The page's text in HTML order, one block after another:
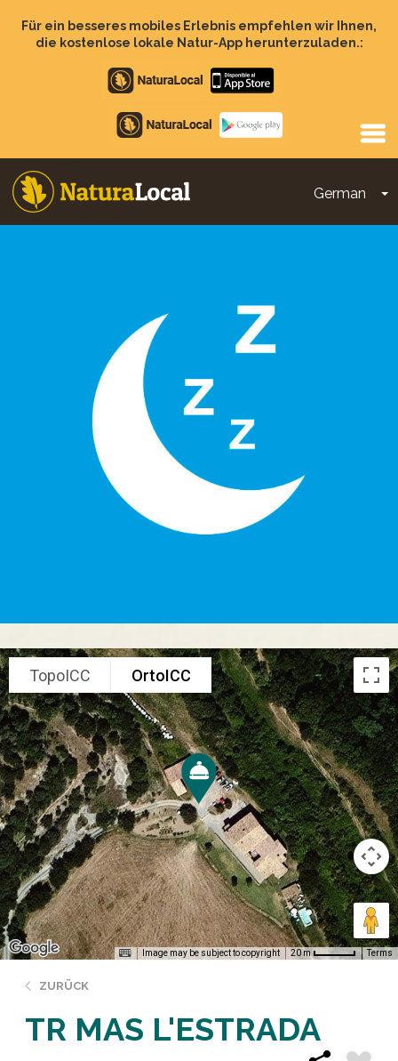
zumFür ein besseres mobiles Erlebnis empfehlen wir Ihnen,
die kostenlose lokale Natur-App herunterzuladen.:
Apple
store
Google
Play
German
Main
TopoICC OrtoICC
Image may be subject to copyright 20 m Terms
ZURÜCK
TR MAS L'ESTRADA